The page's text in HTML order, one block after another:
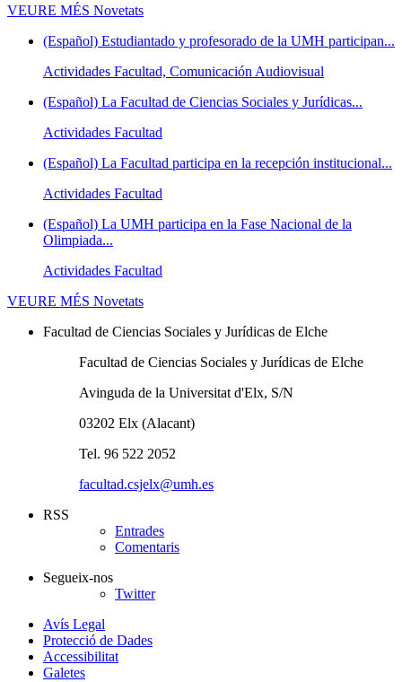
VEURE MÉS Novetats
(Español) Estudiantado y profesorado de la UMH participan...
Actividades Facultad, Comunicación Audiovisual
(Español) La Facultad de Ciencias Sociales y Jurídicas...
Actividades Facultad
(Español) La Facultad participa en la recepción institucional...
Actividades Facultad
(Español) La UMH participa en la Fase Nacional de la
Olimpiada...
Actividades Facultad
VEURE MÉS Novetats
Facultad de Ciencias Sociales y Jurídicas de Elche
Facultad de Ciencias Sociales y Jurídicas de Elche
Avinguda de la Universitat d'Elx, S/N
03202 Elx (Alacant)
Tel. 96 522 2052
facultad.csjelx@umh.es
RSS
Entrades
Comentaris
Segueix-nos
Twitter
Avís Legal
Protecció de Dades
Accessibilitat
Galetes